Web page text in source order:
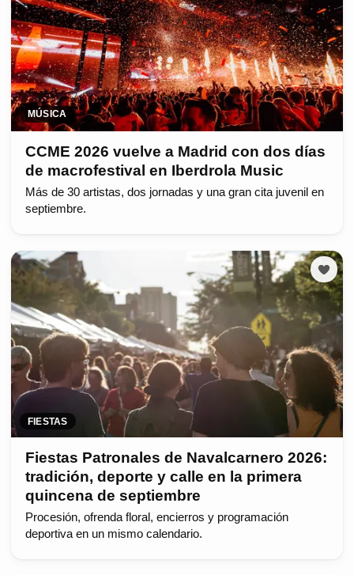
MÚSICA
CCME 2026 vuelve a Madrid con dos días
de macrofestival en Iberdrola Music
Más de 30 artistas, dos jornadas y una gran cita juvenil en
septiembre.
FIESTAS
Fiestas Patronales de Navalcarnero 2026:
tradición, deporte y calle en la primera
quincena de septiembre
Procesión, ofrenda floral, encierros y programación
deportiva en un mismo calendario.